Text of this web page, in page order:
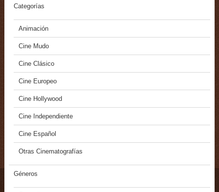
Categorías
Animación
Cine Mudo
Cine Clásico
Cine Europeo
Cine Hollywood
Cine Independiente
Cine Español
Otras Cinematografías
Géneros